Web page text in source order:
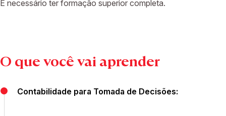
É necessário ter formação superior completa.
O que você vai aprender
Contabilidade para Tomada de Decisões: